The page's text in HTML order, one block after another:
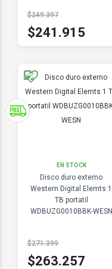
$249.397
$241.915
EN STOCK
Disco duro externo
Western Digital Elemts 1
TB portatil
WDBUZG0010BBK-WESN
$271.399
$263.257